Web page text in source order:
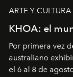
ARTE Y CULTURA
KHOA: el
Por primera vez
australiano
el 6 al 8 de